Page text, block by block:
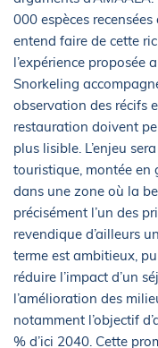
000 espèces
entend faire de cette
l’expérience proposée
Snorkeling
observation des récifs
restauration doivent
plus lisible. L’enjeu
touristique, montée en
dans une zone où la
précisément l’un des
revendique d’ailleurs
terme est ambitieux,
réduire l’impact d’un
l’amélioration des
notamment l’objectif
% d’ici 2040. Cette